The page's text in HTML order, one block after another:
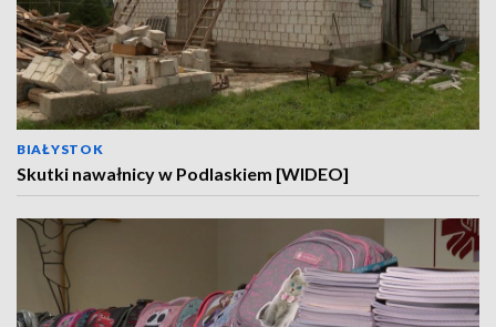
BIAŁYSTOK
Skutki nawałnicy w Podlaskiem [WIDEO]